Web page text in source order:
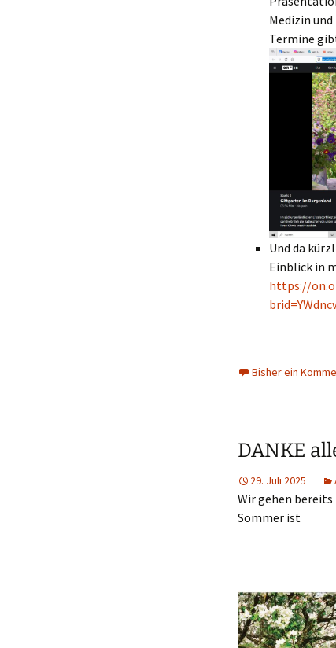
Medizin
Termine
Und da
Einblick in
https://
Bisher ein
DANKE
29. Juli 2025
Wir gehen
Sommer ist